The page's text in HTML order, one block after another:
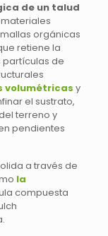
de un talud
orgánicas
retiene la
partículas de
volumétricas y
el sustrato,
terreno y
pendientes
a través de
la
compuesta